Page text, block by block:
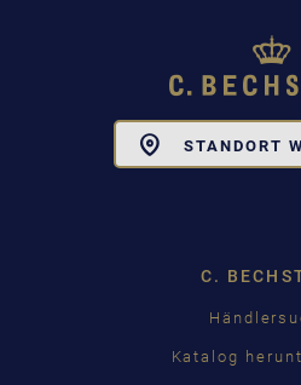
STANDORT
C.
Katalog